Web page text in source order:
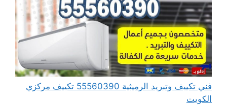
فني تكييف وتبريد الرميثية 55560390 تكييف مركزي
الكويت